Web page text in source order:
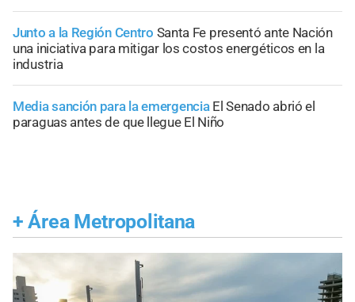
Junto a la Región Centro Santa Fe presentó ante Nación
una iniciativa para mitigar los costos energéticos en la
industria
Media sanción para la emergencia El Senado abrió el
paraguas antes de que llegue El Niño
+ Área Metropolitana